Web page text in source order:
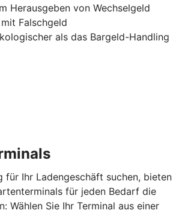
Herausgeben von Wechselgeld
Falschgeld
als das Bargeld-Handling
für Ihr Ladengeschäft suchen, bieten
für jeden Bedarf die
Wählen Sie Ihr Terminal aus einer